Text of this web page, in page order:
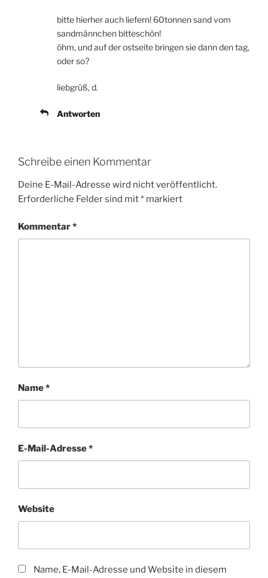
bitte hierher auch liefern! 60tonnen sand vom
sandmännchen bitteschön!
öhm, und auf der ostseite bringen sie dann den tag,
oder so?
liebgrüß, d.
Antworten
Schreibe einen Kommentar
Deine E-Mail-Adresse wird nicht veröffentlicht.
Erforderliche Felder sind mit* markiert
Kommentar*
Name*
E-Mail-Adresse*
Website
Name, E-Mail-Adresse und Website in diesem